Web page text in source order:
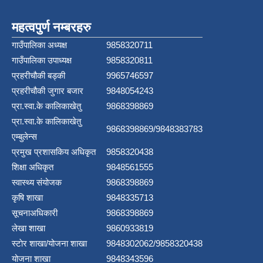
महत्वपुर्ण नम्बरहरु
गाउँपालिका अध्यक्ष
9858320711
गाउँपालिका उपाध्यक्ष
9858320811
प्रहरीचौकी बड्की
9965746597
प्रहरीचौकी जुगार बजार
9848054243
प्रा.स्वा.के कालिकाखेतु
9868398869
प्रा.स्वा.के कालिकाखेतु
एम्बुलेन्स
9868398869/9848383783
प्रमुख प्रशासकिय अधिकृत
9858320438
शिक्षा अधिकृत
9848561555
स्वास्थ्य संयोजक
9868398869
कृषि शाखा
9848335713
सूचनाअधिकारी
9868398869
लेखा शाखा
9860933819
स्टाेर शाखा/योजना शाखा
9848302062/9858320438
योजना शाखा
9848343596